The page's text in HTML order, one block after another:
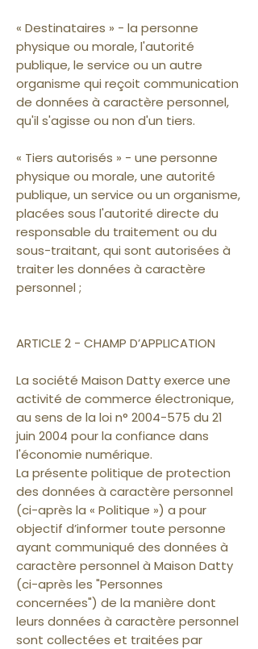
« Destinataires » - la personne
physique ou morale, l'autorité
publique, le service ou un autre
organisme qui reçoit communication
de données à caractère personnel,
qu'il s'agisse ou non d'un tiers.
« Tiers autorisés » - une personne
physique ou morale, une autorité
publique, un service ou un organisme,
placées sous l'autorité directe du
responsable du traitement ou du
sous-traitant, qui sont autorisées à
traiter les données à caractère
personnel ;
ARTICLE 2 - CHAMP D’APPLICATION
La société Maison Datty exerce une
activité de commerce électronique,
au sens de la loi n° 2004-575 du 21
juin 2004 pour la confiance dans
l'économie numérique.
La présente politique de protection
des données à caractère personnel
(ci-après la « Politique ») a pour
objectif d’informer toute personne
ayant communiqué des données à
caractère personnel à Maison Datty
(ci-après les "Personnes
concernées") de la manière dont
leurs données à caractère personnel
sont collectées et traitées par